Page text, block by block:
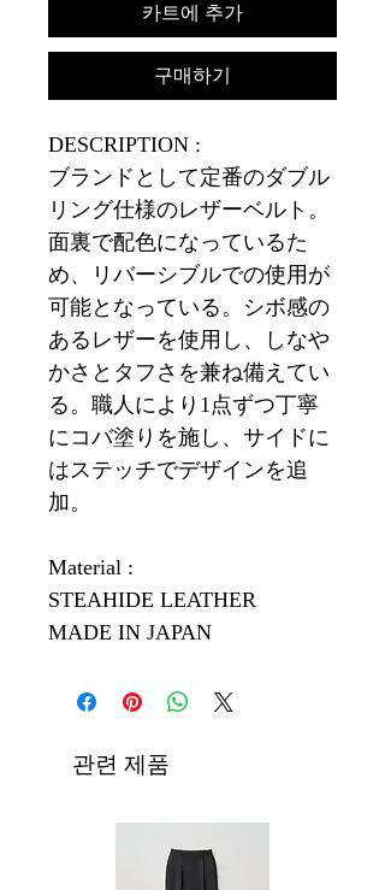
카트에 추가
구매하기
DESCRIPTION :
ブランドとして定番のダブル
リング仕様のレザーベルト。
面裏で配色になっているた
め、リバーシブルでの使用が
可能となっている。シボ感の
あるレザーを使用し、しなや
かさとタフさを兼ね備えてい
る。職人により1点ずつ丁寧
にコバ塗りを施し、サイドに
はステッチでデザインを追
加。
Material :
STEAHIDE LEATHER
MADE IN JAPAN
관련 제품